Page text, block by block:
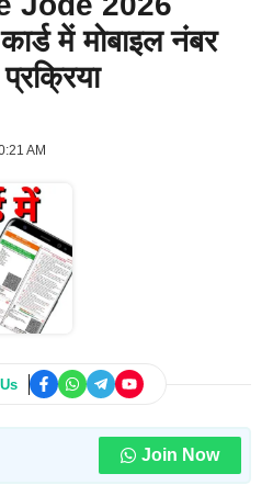
में मोबाइल नंबर
AM
Join Now